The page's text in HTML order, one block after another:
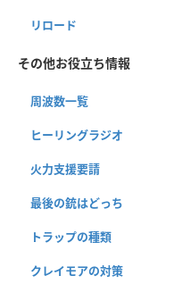
リロード
その他お役立ち情報
周波数一覧
ヒーリングラジオ
火力支援要請
最後の銃はどっち
トラップの種類
クレイモアの対策